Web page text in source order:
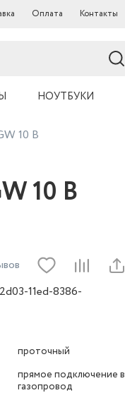
Оплата Контакты
НОУТБУКИ
10 B
10 B
11ed-8386-
проточный
прямое подключение в
газопровод